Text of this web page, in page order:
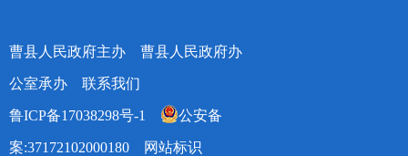
曹县人民政府主办 曹县人民政府办
公室承办 联系我们
鲁ICP备17038298号-1 公安备
案:37172102000180 网站标识